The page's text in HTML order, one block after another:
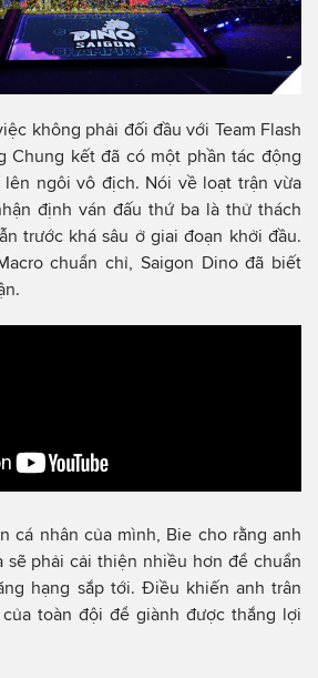
không phải đối đầu với Team Flash
Chung kết đã có một phần tác động
ngôi vô địch. Nói về loạt trận vừa
định ván đấu thứ ba là thử thách
trước khá sâu ở giai đoạn khởi đầu.
chuẩn chỉ, Saigon Dino đã biết
cá nhân của mình, Bie cho rằng anh
sẽ phải cải thiện nhiều hơn để chuẩn
hạng sắp tới. Điều khiến anh trân
toàn đội để giành được thắng lợi